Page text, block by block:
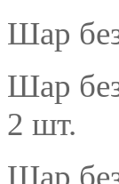
Шар
Шар
2 шт.
Шар